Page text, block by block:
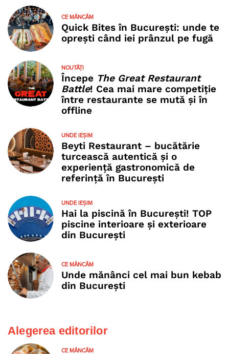
CE MÂNCĂM
Quick Bites în București: unde te
oprești când iei prânzul pe fugă
NOUTĂȚI
Începe The Great Restaurant
Battle! Cea mai mare competiție
între restaurante se mută și în
offline
UNDE IEȘIM
Beyti Restaurant – bucătărie
turcească autentică și o
experiență gastronomică de
referință în București
UNDE IEȘIM
Hai la piscină în București! TOP
piscine interioare și exterioare
din București
CE MÂNCĂM
Unde mănânci cel mai bun kebab
din București
Alegerea editorilor
CE MÂNCĂM